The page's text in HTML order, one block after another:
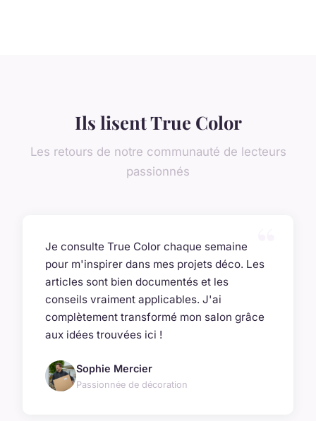
Ils lisent True Color
Les retours de notre communauté de lecteurs
passionnés
Je consulte True Color chaque semaine
pour m'inspirer dans mes projets déco. Les
articles sont bien documentés et les
conseils vraiment applicables. J'ai
complètement transformé mon salon grâce
aux idées trouvées ici !
Sophie Mercier
Passionnée de décoration